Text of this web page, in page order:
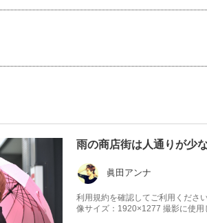
雨の商店街は人通りが少
眞田アンナ
利用規約を確認してご利用くださ
像サイズ：1920×1277 撮影に使